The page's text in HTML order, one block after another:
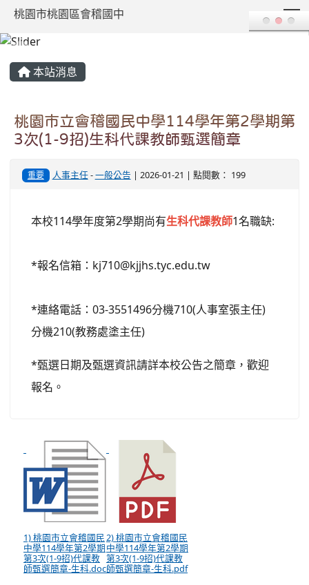
桃園市桃園區會稽國中
本站消息
桃園市立會稽國民中學114學年第2學期第
3次(1-9招)生科代課教師甄選簡章
重要 人事主任-一般公告 | 2026-01-21 | 點閱數： 199
本校114學年度第2學期尚有生科代課教師1名職缺:
*報名信箱：kj710@kjjhs.tyc.edu.tw
*連絡電話：03-3551496分機710(人事室張主任)
分機210(教務處塗主任)
*甄選日期及甄選資訊請詳本校公告之簡章，歡迎
報名。
1) 桃園市立會稽國民
中學114學年第2學期
第3次(1-9招)代課教
師甄選簡章-生科.doc
2) 桃園市立會稽國民
中學114學年第2學期
第3次(1-9招)代課教
師甄選簡章-生科.pdf